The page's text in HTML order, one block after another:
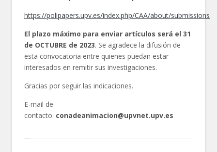
https://polipapers.upv.es/index.php/CAA/about/submissions
El plazo máximo para enviar artículos será el 31
de OCTUBRE de 2023. Se agradece la difusión de
esta convocatoria entre quienes puedan estar
interesados en remitir sus investigaciones.
Gracias por seguir las indicaciones.
E-mail de
contacto: conadeanimacion@upvnet.upv.es